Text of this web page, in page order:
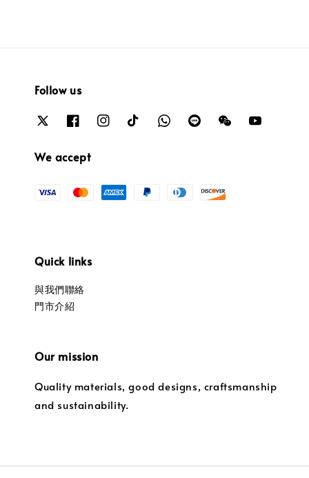
Follow us
We accept
Quick links
與我們聯絡
門市介紹
Our mission
Quality materials, good designs, craftsmanship
and sustainability.